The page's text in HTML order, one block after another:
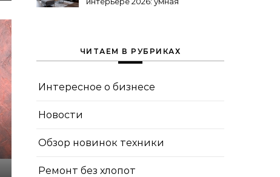
ЧИТАЕМ В РУБРИКАХ
Интересное о бизнесе
Новости
Обзор новинок техники
Ремонт без хлопот